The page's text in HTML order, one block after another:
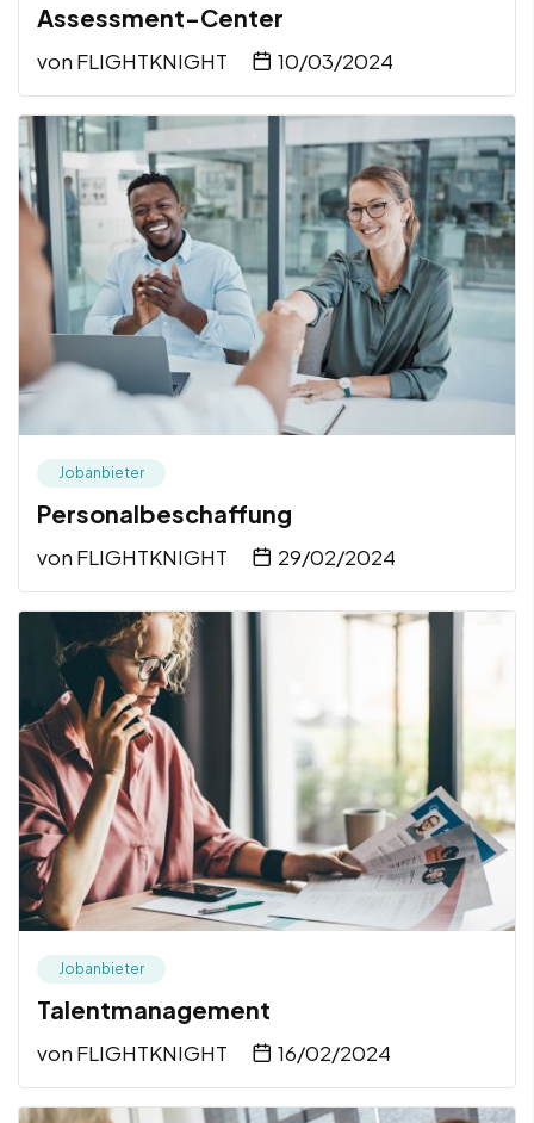
Assessment-Center
von FLIGHTKNIGHT 10/03/2024
Jobanbieter
Personalbeschaffung
von FLIGHTKNIGHT 29/02/2024
Jobanbieter
Talentmanagement
von FLIGHTKNIGHT 16/02/2024